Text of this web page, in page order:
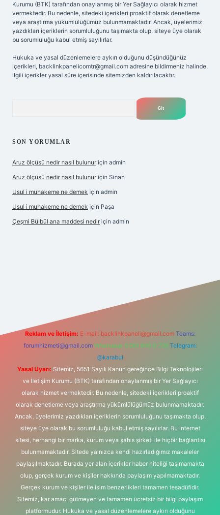
Kurumu (BTK) tarafından onaylanmış bir Yer Sağlayıcı olarak hizmet
vermektedir. Bu nedenle, sitedeki içerikleri proaktif olarak denetleme
veya araştırma yükümlülüğümüz bulunmamaktadır. Ancak, üyelerimiz
yazdıkları içeriklerin sorumluluğunu taşımakta olup, siteye üye olarak
bu sorumluluğu kabul etmiş sayılırlar.
Hukuka ve yasal düzenlemelere aykırı olduğunu düşündüğünüz
içerikleri, backlinkpanelicomtr@gmail.com adresine bildirmeniz halinde,
ilgili içerikler yasal süre içerisinde sitemizden kaldırılacaktır.
SON YORUMLAR
Aruz ölçüsü nedir nasıl bulunur için admin
Aruz ölçüsü nedir nasıl bulunur için Sinan
Usul i muhakeme ne demek için admin
Usul i muhakeme ne demek için Paşa
Çeşmi Bülbül ana maddesi nedir için admin
Reklam ve İletişim: E-mail: backlinkpaneli@gmail.com Teams:
forumhizmeti@gmail.com Whatsapp: 0262 606 0 726 Telegram:
@karabul
Yasal Uyarı: Sitemiz, 5651 Sayılı Kanun gereğince Bilgi Teknolojileri
ve İletişim Kurumu (BTK) tarafından onaylanmış bir Yer Sağlayıcı
olarak hizmet vermektedir. Bu nedenle, sitedeki içerikleri proaktif
olarak denetleme veya araştırma yükümlülüğümüz bulunmamaktadır.
Ancak, üyelerimiz yazdıkları içeriklerin sorumluluğunu taşımakta olup,
siteye üye olarak bu sorumluluğu kabul etmiş sayılırlar. Bu internet
sitesi, herhangi bir marka, kurum veya şahıs şirketi ile hiçbir bağlantısı
bulunmamaktadır. Sitede yalnızca kendi hazırladığımız makaleler
paylaşılmaktadır. Burada yer alan içerikler haber niteliği taşımamakta
olup, gerçek kurum ve kişiler hakkında paylaşım yapılmamaktadır.
Gerçek kurum ve kişiler ile isim benzerlikleri tamamen tesadüfidir.
Sitemiz, kar amacı gütmeyen ve tamamen ücretsiz bir bilgi paylaşım
platformudur. Hukuka ve yasal düzenlemelere aykırı olduğunu